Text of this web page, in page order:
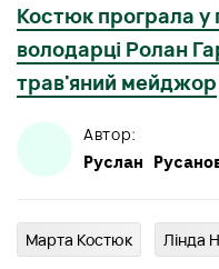
Костюк програла у
володарці Ролан
трав'яний мейджор
Автор:
Руслан
Марта Костюк Лінда